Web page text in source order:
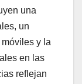
una
un
y la
en las
reflejan